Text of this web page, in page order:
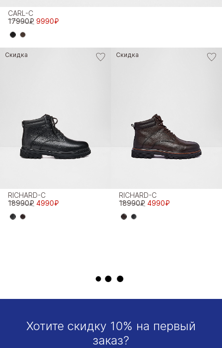
CARL-C
17990₽ 9990₽
RICHARD-C
18990₽ 4990₽
Скидка
RICHARD-C
18990₽ 4990₽
Скидка
Хотите скидку 10% на первый
заказ?